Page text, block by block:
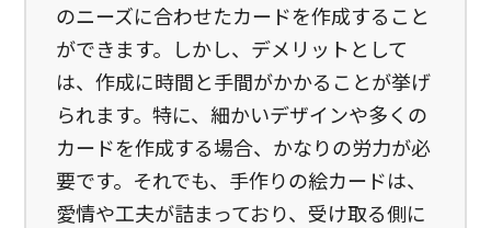
のニーズに合わせたカードを作成すること
ができます。しかし、デメリットとして
は、作成に時間と手間がかかることが挙げ
られます。特に、細かいデザインや多くの
カードを作成する場合、かなりの労力が必
要です。それでも、手作りの絵カードは、
愛情や工夫が詰まっており、受け取る側に